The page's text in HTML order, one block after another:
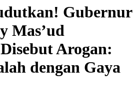
Gubernur
Mas’ud
Arogan:
dengan Gaya